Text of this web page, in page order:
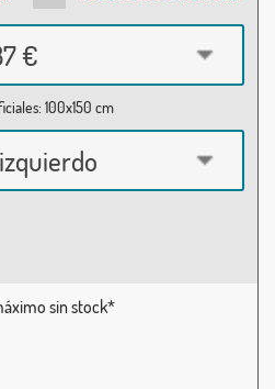
€
100x150 cm
sin stock*